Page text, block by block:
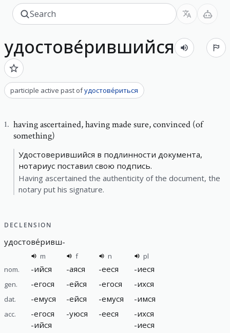
удостове́рившийся
participle active past ofудостове́риться
1. having ascertained,having made sure, convinced (of
something)
Удостоверившийся в подлинности документа,
нотариус поставил свою подпись.
Having ascertained the authenticity of the document, the
notary put his signature.
DECLENSION
удостове́ривш-
m f n
pl
nom.
-ийся -аяся -ееся -иеся
gen. -егося -ейся -егося -ихся
dat. -емуся -ейся -емуся -имся
acc. -егося
-ийся
-уюся -ееся -ихся
-иеся